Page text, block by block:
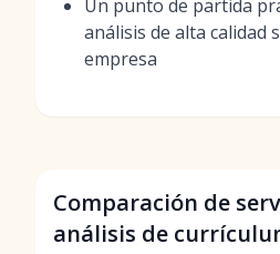
Un punto de partida
análisis de alta calidad
empresa
Comparación de
análisis de